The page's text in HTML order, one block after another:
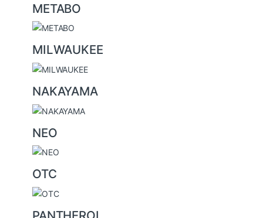
METABO
MILWAUKEE
NAKAYAMA
NEO
OTC